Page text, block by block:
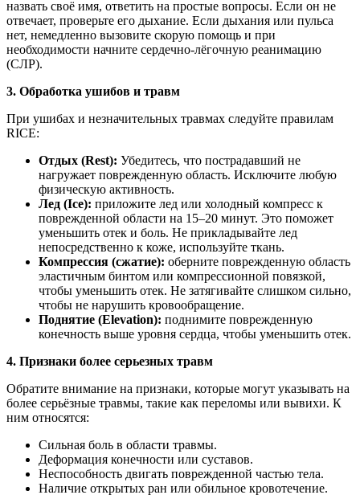
назвать своё имя, ответить на простые вопросы. Если он не
отвечает, проверьте его дыхание. Если дыхания или пульса
нет, немедленно вызовите скорую помощь и при
необходимости начните сердечно-лёгочную реанимацию
(СЛР).
3. Обработка ушибов и травм
При ушибах и незначительных травмах следуйте правилам
RICE:
Отдых (Rest): Убедитесь, что пострадавший не
нагружает поврежденную область. Исключите любую
физическую активность.
Лед (Ice): приложите лед или холодный компресс к
поврежденной области на 15–20 минут. Это поможет
уменьшить отек и боль. Не прикладывайте лед
непосредственно к коже, используйте ткань.
Компрессия (сжатие): оберните поврежденную область
эластичным бинтом или компрессионной повязкой,
чтобы уменьшить отек. Не затягивайте слишком сильно,
чтобы не нарушить кровообращение.
Поднятие (Elevation): поднимите поврежденную
конечность выше уровня сердца, чтобы уменьшить отек.
4. Признаки более серьезных травм
Обратите внимание на признаки, которые могут указывать на
более серьёзные травмы, такие как переломы или вывихи. К
ним относятся:
Сильная боль в области травмы.
Деформация конечности или суставов.
Неспособность двигать поврежденной частью тела.
Наличие открытых ран или обильное кровотечение.